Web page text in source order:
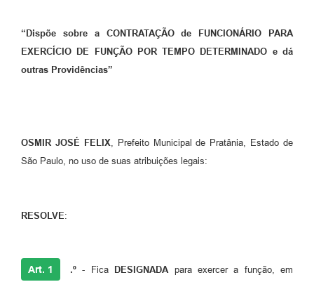
“Dispõe sobre a CONTRATAÇÃO de FUNCIONÁRIO PARA
EXERCÍCIO DE FUNÇÃO POR TEMPO DETERMINADO e dá
outras Providências”
OSMIR JOSÉ FELIX, Prefeito Municipal de Pratânia, Estado de
São Paulo, no uso de suas atribuições legais:
RESOLVE:
Art. 1 .º - Fica DESIGNADApara exercer a função, em